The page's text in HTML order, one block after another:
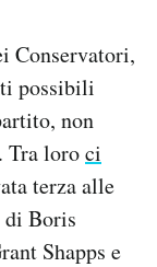
Conservatori,
possibili
non
Tra loroci
terza alle
Boris
Shapps e